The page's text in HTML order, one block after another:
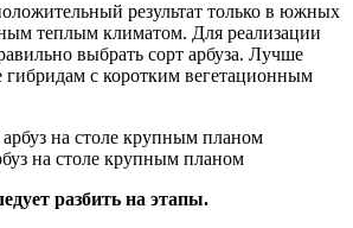
результат только в южных
теплым климатом. Для реализации
выбрать сорт арбуза. Лучше
гибридам с коротким вегетационным
на столе крупным планом
разбить на этапы.